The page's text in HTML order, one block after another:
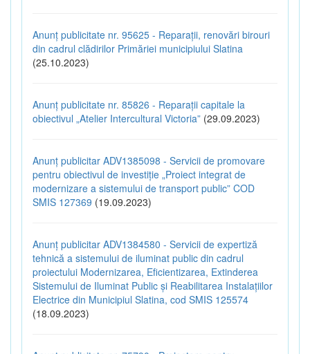
Anunț publicitate nr. 95625 - Reparații, renovări birouri
din cadrul clădirilor Primăriei municipiului Slatina
(25.10.2023)
Anunț publicitate nr. 85826 - Reparații capitale la
obiectivul „Atelier Intercultural Victoria” (29.09.2023)
Anunț publicitar ADV1385098 - Servicii de promovare
pentru obiectivul de investiție „Proiect integrat de
modernizare a sistemului de transport public” COD
SMIS 127369 (19.09.2023)
Anunț publicitar ADV1384580 - Servicii de expertiză
tehnică a sistemului de iluminat public din cadrul
proiectului Modernizarea, Eficientizarea, Extinderea
Sistemului de Iluminat Public și Reabilitarea Instalațiilor
Electrice din Municipiul Slatina, cod SMIS 125574
(18.09.2023)